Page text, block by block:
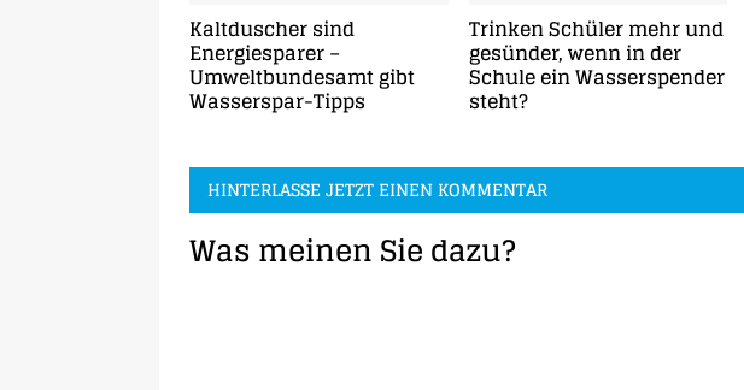
Kaltduscher sind
Energiesparer –
Umweltbundesamt gibt
Wasserspar-Tipps
Trinken Schüler mehr und
gesünder, wenn in der
Schule ein Wasserspender
steht?
HINTERLASSE JETZT EINEN KOMMENTAR
Was meinen Sie dazu?